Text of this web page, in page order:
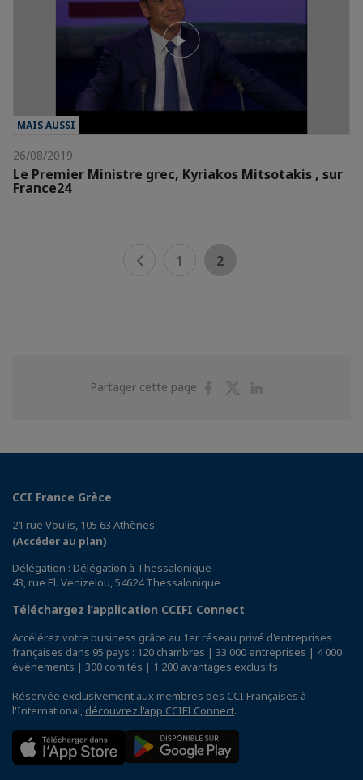
MAIS AUSSI
26/08/2019
Le Premier Ministre grec, Kyriakos Mitsotakis , sur
France24
1 2
Partager cette page
PartagerPartager
CCI France Grèce
21 rue Voulis, 105 63 Athènes
(Accéder au plan)
Délégation : Délégation à Thessalonique
43, rue El. Venizelou, 54624 Thessalonique
Téléchargez l’application CCIFI Connect
Accélérez votre business grâce au 1er réseau privé d'entreprises
françaises dans 95 pays : 120 chambres | 33 000 entreprises | 4 000
événements | 300 comités | 1 200 avantages exclusifs
Réservée exclusivement aux membres des CCI Françaises à
l'International, découvrez l'app CCIFI Connect.